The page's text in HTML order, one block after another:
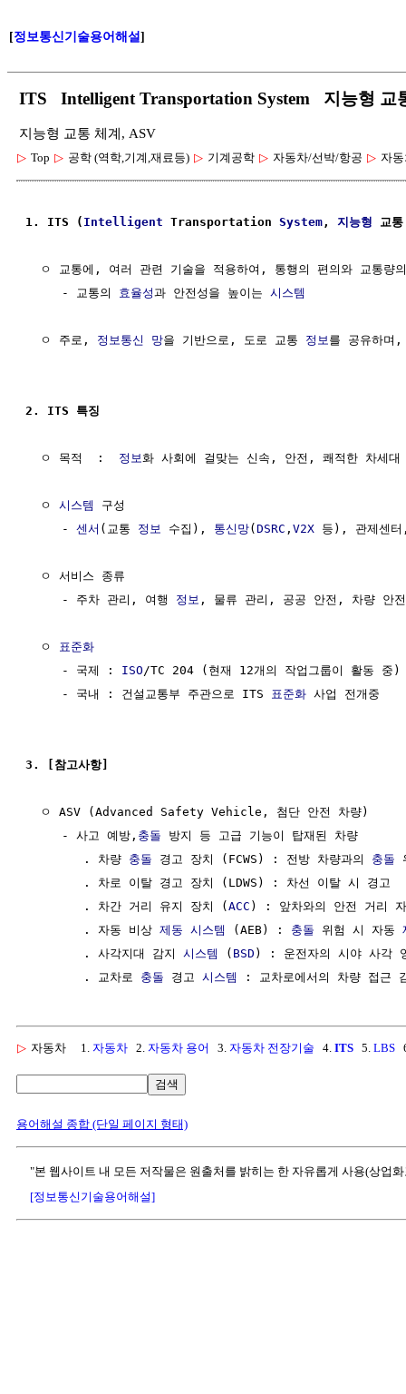
[정보통신기술용어해설]
ITS Intelligent Transportation System 지능형 교
지능형 교통 체계, ASV
▷ Top ▷ 공학 (역학,기계,재료등) ▷ 기계공학 ▷ 자동차/선박/항공 ▷ 자
1. ITS ( Intelligent Transportation System , 지능형 교
ㅇ 교통에, 여러 관련 기술을 적용하여, 통행의 편의와 교통량
     - 교통의
효율성과 안전성을 높이는 시스템
  ㅇ 주로,
정보통신 망을 기반으로, 도로 교통 정보 를 공유하며,
2. ITS 특징
  ㅇ 목적  :
정보 화 사회에 걸맞는 신속, 안전, 쾌적한 차세대
  ㅇ
시스템
구성
     -
센서 (교통 정보 수집), 통신망(DSRC , V2X 등), 관제센
  ㅇ 서비스 종류
     - 주차 관리, 여행
정보 , 물류 관리, 공공 안전, 차량 안
  ㅇ
표준화
     - 국제 :
ISO /TC 204 (현재 12개의 작업그룹이 활동 중)
     - 국내 : 건설교통부 주관으로 ITS
표준화 사업 전개중
3. [참고사항]
  ㅇ ASV (Advanced Safety Vehicle, 첨단 안전 차량)
     - 사고 예방,
충돌 방지 등 고급 기능이 탑재된 차량
        . 차량
충돌 경고 장치 (FCWS) : 전방 차량과의 충돌
        . 차로 이탈 경고 장치 (LDWS) : 차선 이탈 시 경고
        . 차간 거리 유지 장치 (
ACC ) : 앞차와의 안전 거리
        . 자동 비상
제동 시스템 (AEB) : 충돌 위험 시 자동
        . 사각지대 감지
시스템 ( BSD ) : 운전자의 시야 사각
        . 교차로
충돌 경고 시스템
▷ 자동차 1. 자동차 2. 자동차 용어 3. 자동차 전장기술 4. ITS 5. LBS
검색
용어해설 종합 (단일 페이지 형태)
"본 웹사이트 내 모든 저작물은 원출처를 밝히는 한 자유롭게 사용(상업
[정보통신기술용어해설]